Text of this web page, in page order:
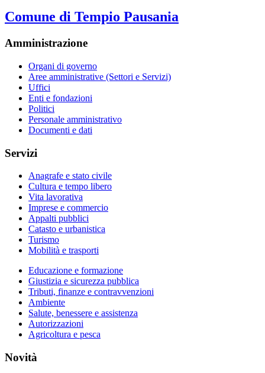
Comune di Tempio Pausania
Amministrazione
Organi di governo
Aree amministrative (Settori e Servizi)
Uffici
Enti e fondazioni
Politici
Personale amministrativo
Documenti e dati
Servizi
Anagrafe e stato civile
Cultura e tempo libero
Vita lavorativa
Imprese e commercio
Appalti pubblici
Catasto e urbanistica
Turismo
Mobilità e trasporti
Educazione e formazione
Giustizia e sicurezza pubblica
Tributi, finanze e contravvenzioni
Ambiente
Salute, benessere e assistenza
Autorizzazioni
Agricoltura e pesca
Novità